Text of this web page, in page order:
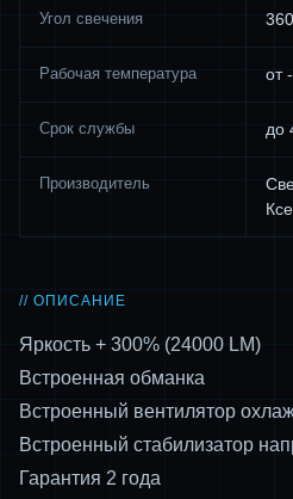
Угол свечения
Рабочая температура от
Срок службы до
Производитель
// ОПИСАНИЕ
Яркость + 300% (24000 LM)
Встроенная обманка
Встроенный вентилятор
Встроенный стабилизатор
Гарантия 2 года